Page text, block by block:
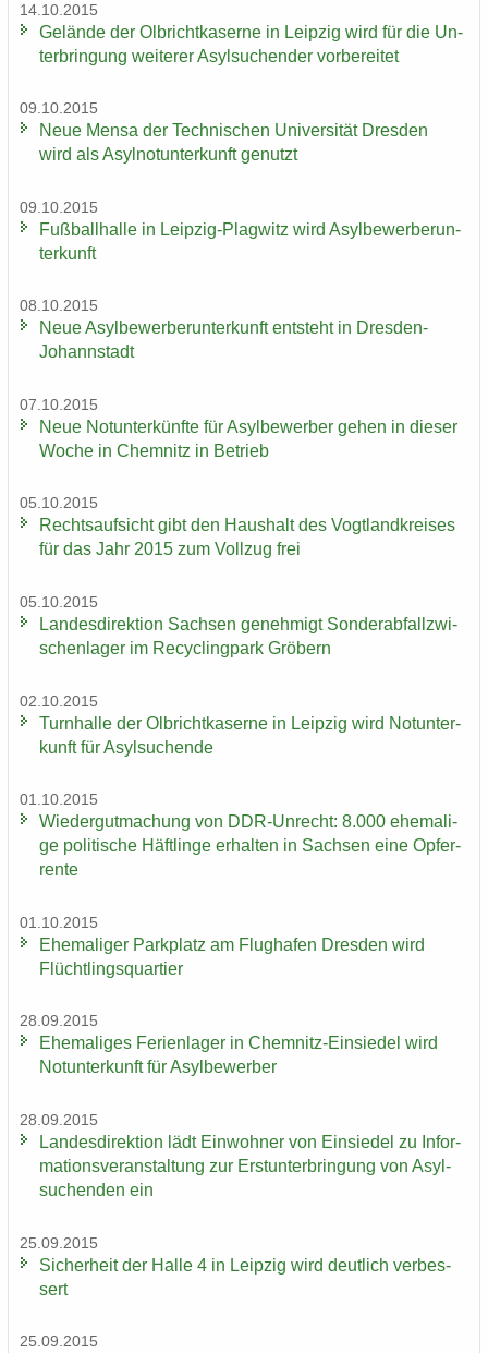
14.10.2015
Ge­län­de der Ol­bricht­ka­ser­ne in Leip­zig wird für die Un­
ter­brin­gung wei­te­rer Asyl­su­chen­der vor­be­rei­tet
09.10.2015
Neue Mensa der Tech­ni­schen Uni­ver­si­tät Dres­den
wird als Asyl­not­un­ter­kunft ge­nutzt
09.10.2015
Fuß­ball­hal­le in Leipzig-​Plagwitz wird Asyl­be­wer­ber­un­
ter­kunft
08.10.2015
Neue Asyl­be­wer­ber­un­ter­kunft ent­steht in Dresden-​
Johannstadt
07.10.2015
Neue Not­un­ter­künf­te für Asyl­be­wer­ber gehen in die­ser
Woche in Chem­nitz in Be­trieb
05.10.2015
Rechts­auf­sicht gibt den Haus­halt des Vogt­land­krei­ses
für das Jahr 2015 zum Voll­zug frei
05.10.2015
Lan­des­di­rek­ti­on Sach­sen ge­neh­migt Son­der­ab­fall­zwi­
schen­la­ger im Re­cy­cling­park Grö­bern
02.10.2015
Turn­hal­le der Ol­bricht­ka­ser­ne in Leip­zig wird Not­un­ter­
kunft für Asyl­su­chen­de
01.10.2015
Wie­der­gut­ma­chung von DDR-​Unrecht: 8.000 ehe­ma­li­
ge po­li­ti­sche Häft­lin­ge er­hal­ten in Sach­sen eine Op­fer­
ren­te
01.10.2015
Ehe­ma­li­ger Park­platz am Flug­ha­fen Dres­den wird
Flücht­lings­quar­tier
28.09.2015
Ehe­ma­li­ges Fe­ri­en­la­ger in Chemnitz-​Einsiedel wird
Not­un­ter­kunft für Asyl­be­wer­ber
28.09.2015
Lan­des­di­rek­ti­on lädt Ein­woh­ner von Ein­sie­del zu In­for­
ma­ti­ons­ver­an­stal­tung zur Erst­un­ter­brin­gung von Asyl­
su­chen­den ein
25.09.2015
Si­cher­heit der Halle 4 in Leip­zig wird deut­lich ver­bes­
sert
25.09.2015